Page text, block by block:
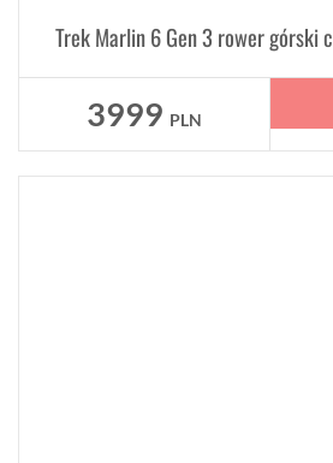
Trek Marlin 6 Gen 3 rower górski
3999 PLN